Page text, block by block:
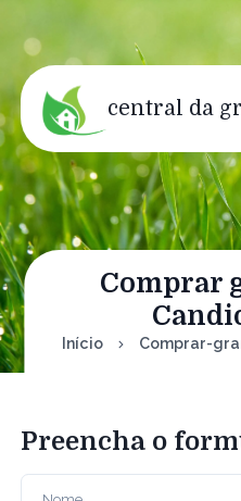
central da
Comprar
Início Comprar-
Preencha o